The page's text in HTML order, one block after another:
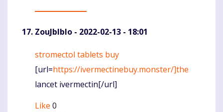
ZouJblblo - 2022-02-13 - 18:01
Komentaras
stromectol tablets buy
[url=https://ivermectinebuy.monster/]the
lancet ivermectin[/url]
Like 0